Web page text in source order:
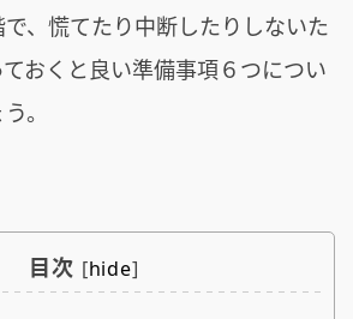
、慌てたり中断したりしないた
おくと良い準備事項６つについ
。
目次 [hide]